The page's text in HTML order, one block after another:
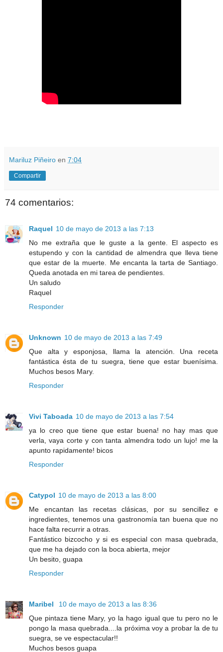
Mariluz Piñeiro en 7:04
Compartir
74 comentarios:
Raquel 10 de mayo de 2013 a las 7:13
No me extraña que le guste a la gente. El aspecto es
estupendo y con la cantidad de almendra que lleva tiene
que estar de la muerte. Me encanta la tarta de Santiago.
Queda anotada en mi tarea de pendientes.
Un saludo
Raquel
Responder
Unknown 10 de mayo de 2013 a las 7:49
Que alta y esponjosa, llama la atención. Una receta
fantástica ésta de tu suegra, tiene que estar buenísima.
Muchos besos Mary.
Responder
Vivi Taboada 10 de mayo de 2013 a las 7:54
ya lo creo que tiene que estar buena! no hay mas que
verla, vaya corte y con tanta almendra todo un lujo! me la
apunto rapidamente! bicos
Responder
Catypol 10 de mayo de 2013 a las 8:00
Me encantan las recetas clásicas, por su sencillez e
ingredientes, tenemos una gastronomía tan buena que no
hace falta recurrir a otras.
Fantástico bizcocho y si es especial con masa quebrada,
que me ha dejado con la boca abierta, mejor
Un besito, guapa
Responder
Maribel
10 de mayo de 2013 a las 8:36
Que pintaza tiene Mary, yo la hago igual que tu pero no le
pongo la masa quebrada....la próxima voy a probar la de tu
suegra, se ve espectacular!!
Muchos besos guapa